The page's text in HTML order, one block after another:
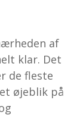
af
klar. Det
de fleste
øjeblik på